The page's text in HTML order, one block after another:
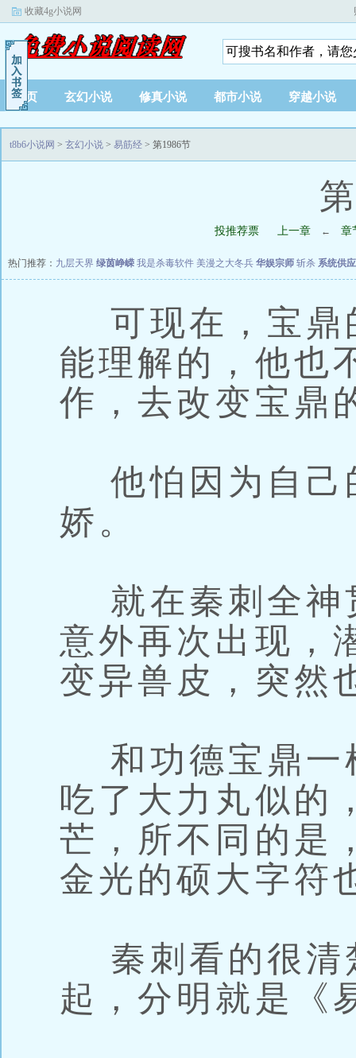
收藏4g小说网
首页 玄幻小说 修真小说 都市小说 穿越小说
t8b6小说网 > 玄幻小说 > 易筋经 > 第1986节
投推荐票 上一章 ← 章
热门推荐： 九层天界 绿茵峥嵘 我是杀毒软件 美漫之大冬兵 华娱宗师 斩杀 系统供
可现在，宝鼎
能理解的，他也
作，去改变宝鼎
他怕因为自己
娇。
就在秦刺全神
意外再次出现，
变异兽皮，突然
和功德宝鼎一
吃了大力丸似的
芒，所不同的是
金光的硕大字符
秦刺看的很清
起，分明就是《